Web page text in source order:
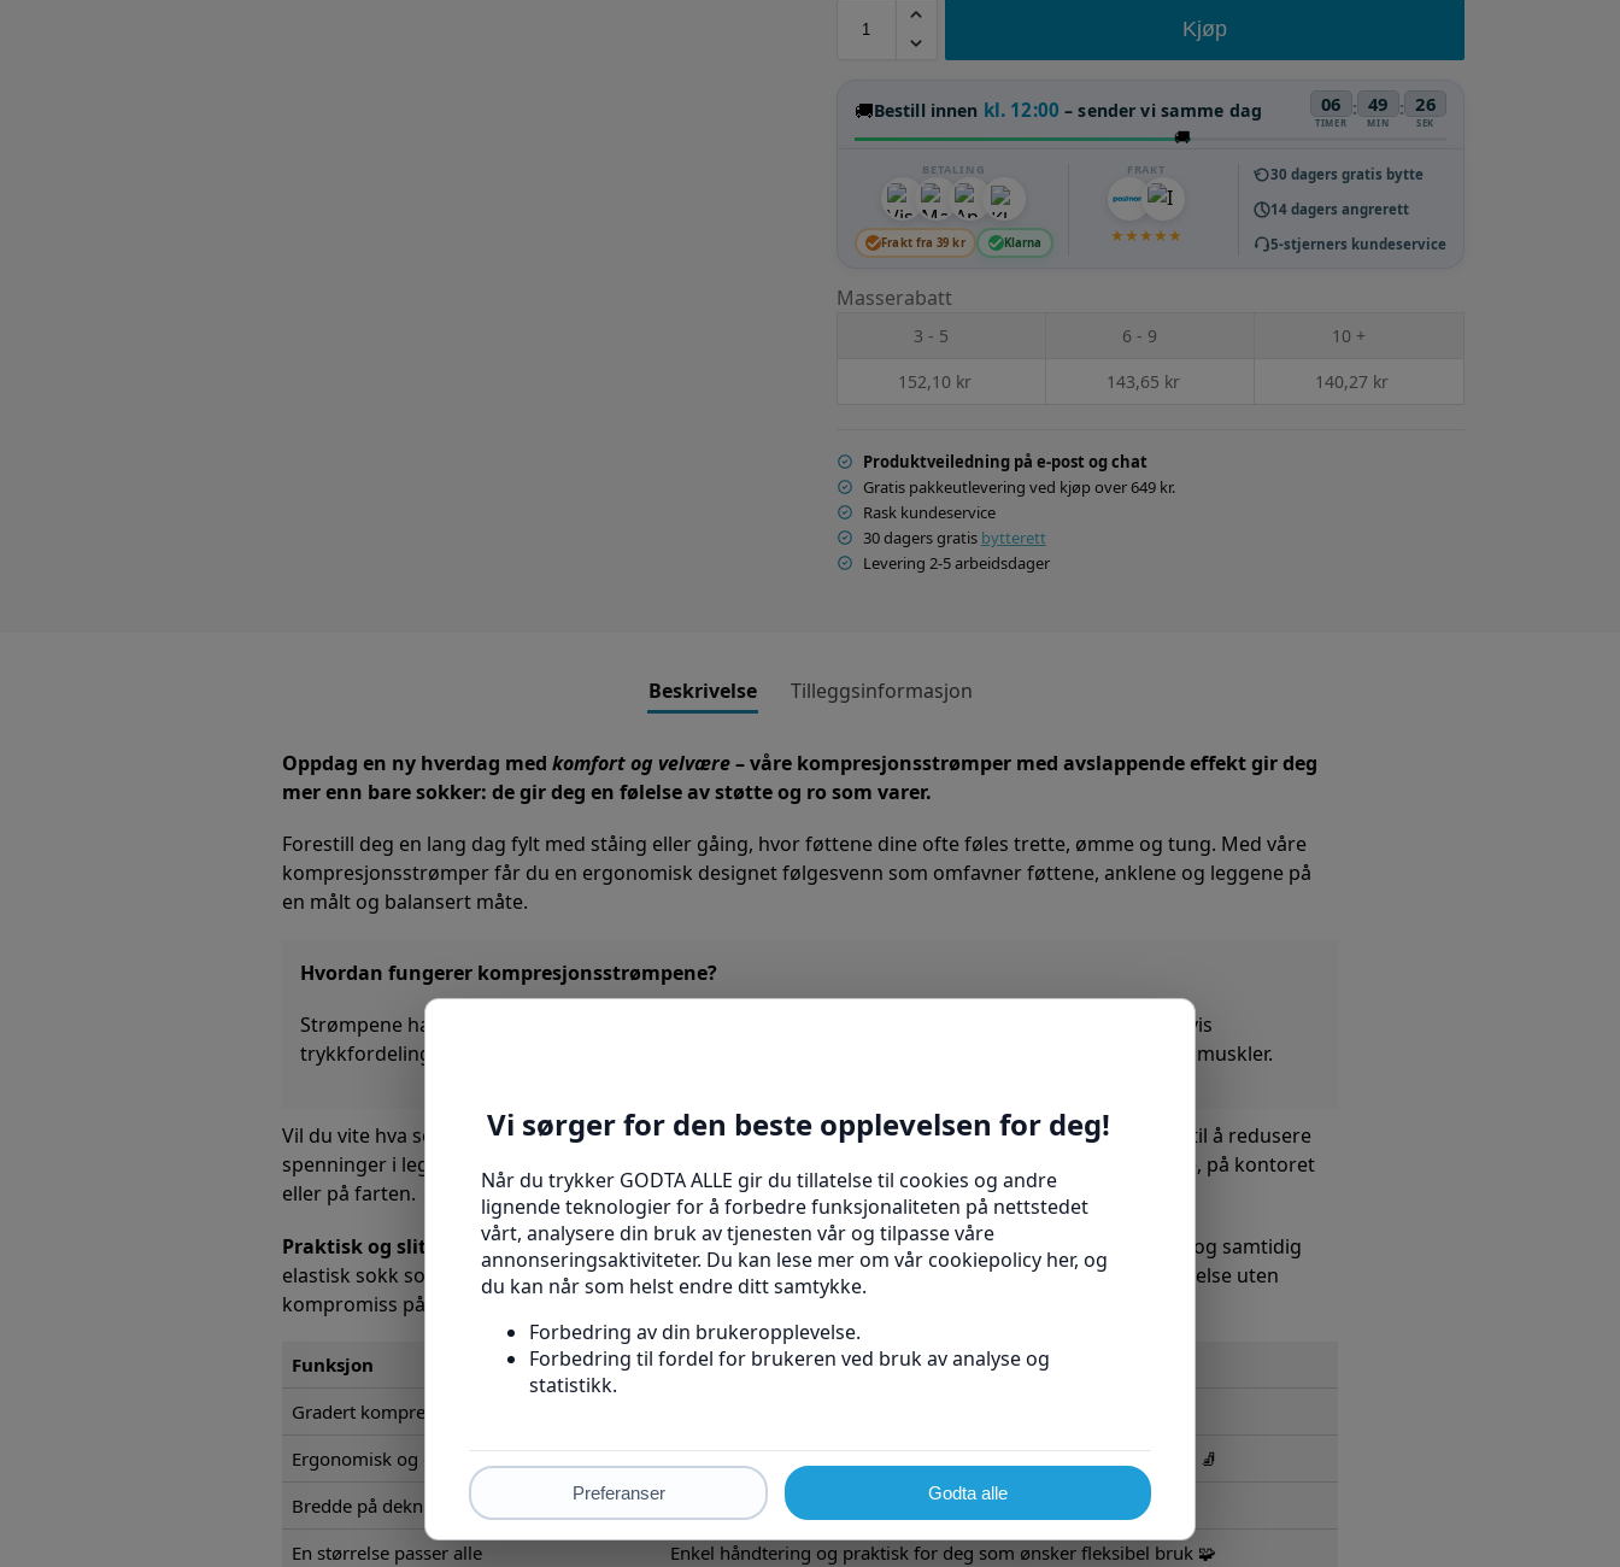
Kjøp
🚚Bestill innen kl. 12:00 – sender vi samme dag 06
TIMER
: 49
MIN
: 25
SEK
🚚
BETALING
Frakt fra 39 kr Klarna
FRAKT
★★★★★
30 dagers gratis bytte
14 dagers angrerett
5-stjerners kundeservice
Masserabatt
3 - 5 6 - 9
10 +
152,10 kr 143,65 kr 140,27 kr
Produktveiledning på e-post og chat
Gratis pakkeutlevering ved kjøp over 649 kr.
Rask kundeservice
30 dagers gratis bytterett
Levering 2-5 arbeidsdager
Beskrivelse Tilleggsinformasjon
Oppdag en ny hverdag med komfort og velvære– våre kompresjonsstrømper med avslappende effekt gir deg
mer enn bare sokker: de gir deg en følelse av støtte og ro som varer.
Forestill deg en lang dag fylt med ståing eller gåing, hvor føttene dine ofte føles trette, ømme og tung. Med våre
kompresjonsstrømper får du en ergonomisk designet følgesvenn som omfavner føttene, anklene og leggene på
en målt og balansert måte.
Hvordan fungerer kompresjonsstrømpene?
Strømpene har
, som gir en perfekt balanse mellom fleksibilitet og støtte. De gir en gradvis
trykkfordeling som stimulerer blodsirkulasjonen, reduserer hevelser og lindrer smertefulle, slitne muskler.
Vil du vite hva som virkelig skiller disse strømpene ut? Deresavslappende effekt, som aktivt bidrar til å redusere
spenninger i leggene og føttene, gjør at du kan slappe av og lade opp raskere – enten du er hjemme, på kontoret
eller på farten.
Praktisk og slitesterk– materialblandingen på 75 % nylon og 25 % elastan sikrer en myk, pustende og samtidig
elastisk sokk som tilpasser seg ulike fotformer og størrelser. Produktet kommer i én universell størrelse uten
kompromiss på komfort eller funksjon.
Funksjon
Benefit
Gradert kompresjon (70 Den)
Ergonomisk og elastisk materiale
God passform og komfort hele dagen, uten å stramme for mye 🧦
Bredde på dekning (fot, ankel, legg)
Målrettet støtte og avslapping der du trenger det mest 👣
En størrelse passer alle
Enkel håndtering og praktisk for deg som ønsker fleksibel bruk 🧩